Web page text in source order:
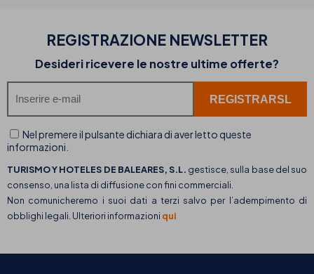
REGISTRAZIONE NEWSLETTER
Desideri ricevere le nostre ultime offerte?
Nel premere il pulsante dichiara di aver letto queste
informazioni.
TURISMO Y HOTELES DE BALEARES, S.L. gestisce, sulla base del suo
consenso, una lista di diffusione con fini commerciali.
Non comunicheremo i suoi dati a terzi salvo per l’adempimento di
obblighi legali. Ulteriori informazioni qui